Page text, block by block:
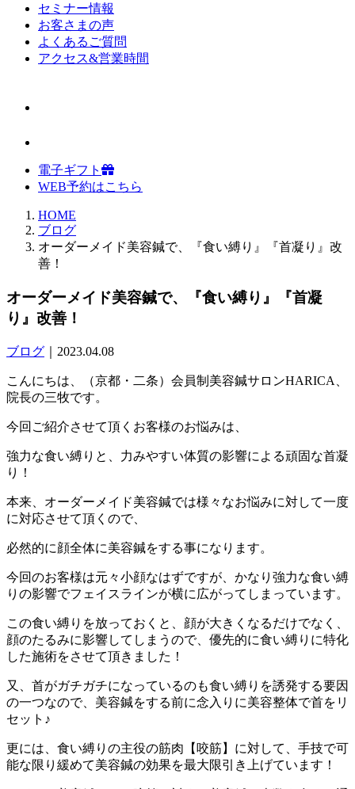
セミナー情報
お客さまの声
よくあるご質問
アクセス&営業時間
電子ギフト
WEB予約はこちら
HOME
ブログ
オーダーメイド美容鍼で、『食い縛り』『首凝り』改
善！
オーダーメイド美容鍼で、『食い縛り』『首凝
り』改善！
ブログ ｜2023.04.08
こんにちは、（京都・二条）会員制美容鍼サロンHARICA、
院長の三牧です。
今回ご紹介させて頂くお客様のお悩みは、
強力な食い縛りと、力みやすい体質の影響による頑固な首凝
り！
本来、オーダーメイド美容鍼では様々なお悩みに対して一度
に対応させて頂くので、
必然的に顔全体に美容鍼をする事になります。
今回のお客様は元々小顔なはずですが、かなり強力な食い縛
りの影響でフェイスラインが横に広がってしまっています。
この食い縛りを放っておくと、顔が大きくなるだけでなく、
顔のたるみに影響してしまうので、優先的に食い縛りに特化
した施術をさせて頂きました！
又、首がガチガチになっているのも食い縛りを誘発する要因
の一つなので、美容鍼をする前に念入りに美容整体で首をリ
セット♪
更には、食い縛りの主役の筋肉【咬筋】に対して、手技で可
能な限り緩めて美容鍼の効果を最大限引き上げています！